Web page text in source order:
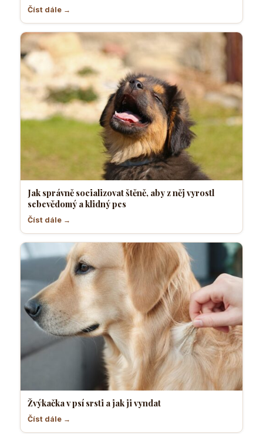
Číst dále →
Jak správně socializovat štěně, aby z něj vyrostl
sebevědomý a klidný pes
Číst dále →
Žvýkačka v psí srsti a jak ji vyndat
Číst dále →